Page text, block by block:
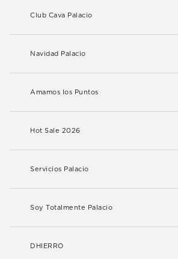
Club Cava Palacio
Navidad Palacio
Amamos los Puntos
Hot Sale 2026
Servicios Palacio
Soy Totalmente Palacio
DHIERRO